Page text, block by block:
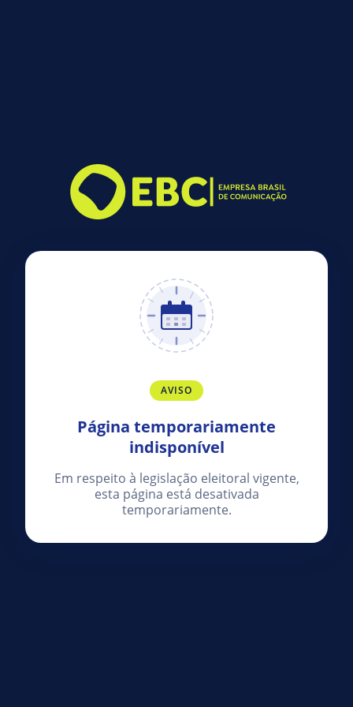
AVISO
Página temporariamente
indisponível
Em respeito à legislação eleitoral vigente,
esta página está desativada
temporariamente.